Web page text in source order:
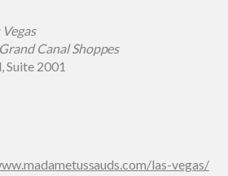
Grand Canal Shoppes
Suite 2001
las-vegas/